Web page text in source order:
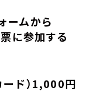
ームから
に参加する
ード）1,000円